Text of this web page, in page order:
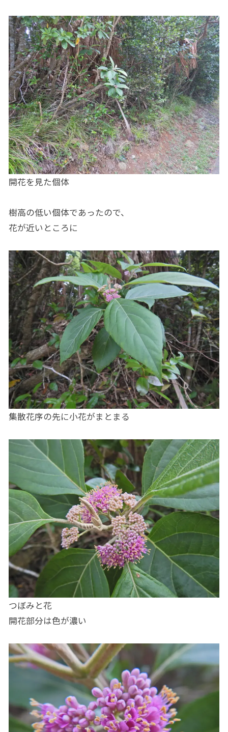
開花を見た個体
樹高の低い個体であったので、
花が近いところに
集散花序の先に小花がまとまる
つぼみと花
開花部分は色が濃い